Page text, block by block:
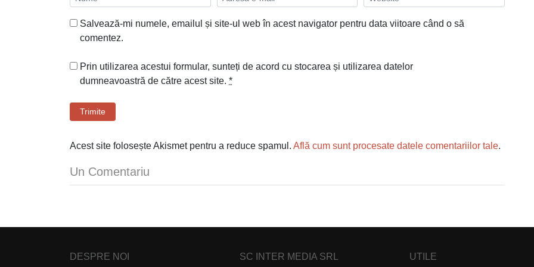
Salvează-mi numele, emailul și site-ul web în acest navigator pentru data viitoare când o să
comentez.
Prin utilizarea acestui formular, sunteți de acord cu stocarea și utilizarea datelor
dumneavoastră de către acest site. *
Trimite
Acest site folosește Akismet pentru a reduce spamul. Află cum sunt procesate datele comentariilor tale.
Un Comentariu
DESPRE NOI SC INTER MEDIA SRL UTILE